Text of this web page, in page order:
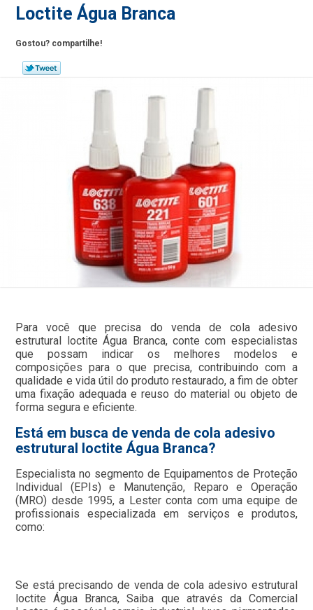
Loctite Água Branca
Gostou? compartilhe!
Para você que precisa do venda de cola adesivo
estrutural loctite Água Branca, conte com especialistas
que possam indicar os melhores modelos e
composições para o que precisa, contribuindo com a
qualidade e vida útil do produto restaurado, a fim de obter
uma fixação adequada e reuso do material ou objeto de
forma segura e eficiente.
Está em busca de venda de cola adesivo
estrutural loctite Água Branca?
Especialista no segmento de Equipamentos de Proteção
Individual (EPIs) e Manutenção, Reparo e Operação
(MRO) desde 1995, a Lester conta com uma equipe de
profissionais especializada em serviços e produtos,
como:
Se está precisando de venda de cola adesivo estrutural
loctite Água Branca, Saiba que através da Comercial